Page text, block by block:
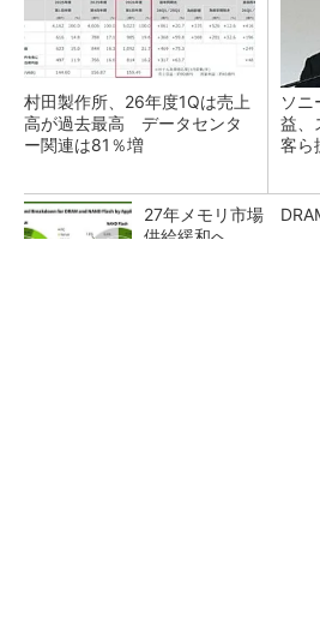
村田製作所、26年度1Qは売上
高が過去最高 データセンタ
ー関連は81％増
ソニ
益、
客ら
27年メモリ市場
供給緩和へ